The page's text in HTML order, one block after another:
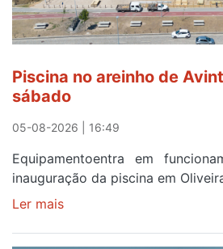
menos
de
24
após
campanha
reforço
Piscina no areinho de
sábado
05-08-2026 | 16:49
Equipamentoentra em
inauguração da piscina em
Ler mais
no